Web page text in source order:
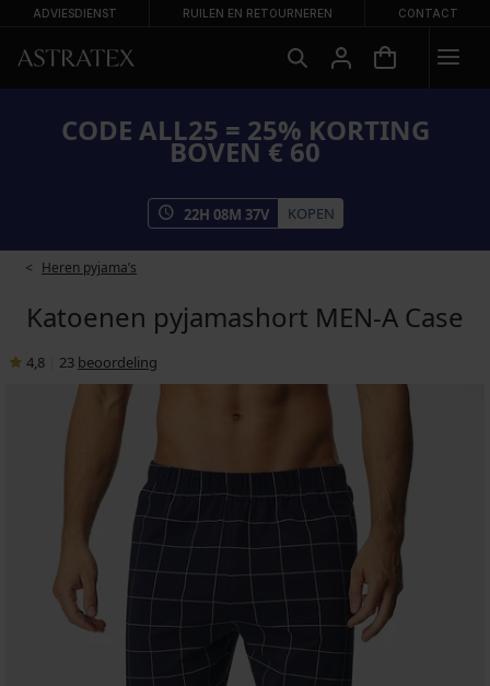
ADVIESDIENST RUILEN EN RETOURNEREN CONTACT
CODE ALL25 = 25% KORTING
BOVEN € 60
22H 08M 37V KOPEN
Heren pyjama’s
Katoenen pyjamashort MEN-A Case
4,8 23 beoordeling